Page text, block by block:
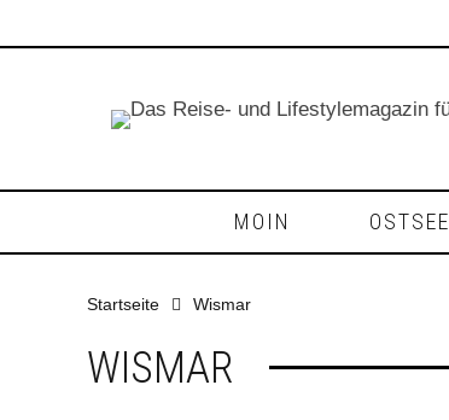
MOIN OSTSEE
Startseite Wismar
WISMAR